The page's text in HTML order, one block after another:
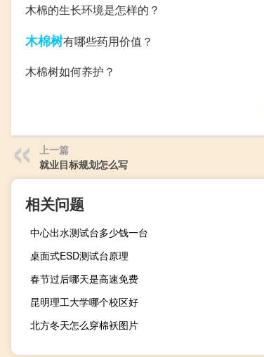
木棉的生长环境是怎样的？
木棉树有哪些药用价值？
木棉树如何养护？
上一篇
就业目标规划怎么写
相关问题
中心出水测试台多少钱一台
桌面式ESD测试台原理
春节过后哪天是高速免费
昆明理工大学哪个校区好
北方冬天怎么穿棉袄图片